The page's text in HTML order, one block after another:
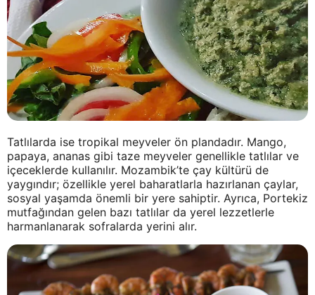
Tatlılarda ise tropikal meyveler ön plandadır. Mango,
papaya, ananas gibi taze meyveler genellikle tatlılar ve
içeceklerde kullanılır. Mozambik’te çay kültürü de
yaygındır; özellikle yerel baharatlarla hazırlanan çaylar,
sosyal yaşamda önemli bir yere sahiptir. Ayrıca, Portekiz
mutfağından gelen bazı tatlılar da yerel lezzetlerle
harmanlanarak sofralarda yerini alır.